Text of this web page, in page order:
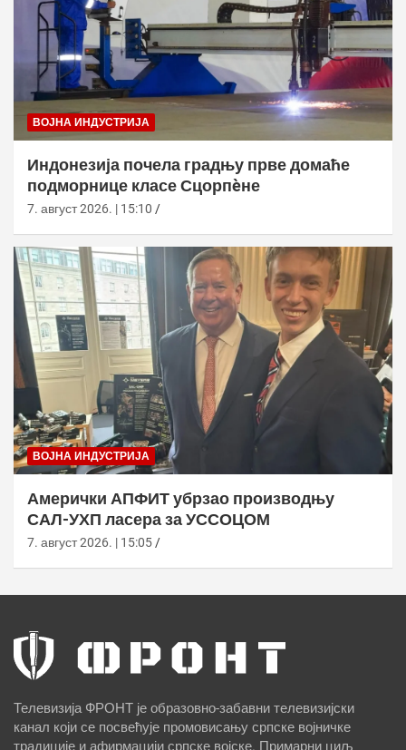
ВОЈНА ИНДУСТРИЈА
Индонезија почела градњу прве домаће
подморнице класе Сцорпèне
7. август 2026. | 15:10
ВОЈНА ИНДУСТРИЈА
Амерички АПФИТ убрзао производњу
САЛ-УХП ласера за УССОЦОМ
7. август 2026. | 15:05
Телевизија ФРОНТ је образовно-забавни телевизијски
канал који се посвећује промовисању српске војничке
традиције и афирмацији српске војске. Примарни циљ